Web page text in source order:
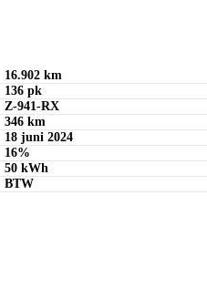
16.902 km
136 pk
Z-941-RX
346 km
18 juni 2024
16%
50 kWh
BTW